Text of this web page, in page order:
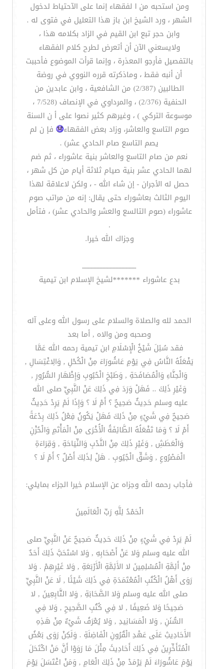
ومن استحبه من ا لفقهاء إنما على الآحتياط لدخول
الشهر ، ورد الشيخ ابن باز هذا التعليل في فتوى له .
وابن حجر تبع ابن القيم في الزاد بكلامه هذا ،
ولايسعني الآن أن أتعرض لطرح كلام الفقهاء
بالتفصيل فأرجو المعذرة ، وإنما قرأت الموضوع فأحببت
أن أنبه فقط ، وماذكرته قرره النووي في روضة
الطالبين (2/387) من الشافعية ، وابن عابدين من
الحنفية (2/376) ، والمرداوي في الإنصاف (7/528 ،
موسوعة التركي ) ، وغيرهم كثير نصوا على أ ن السنة
صوم التاسع والعاشر، وزاد بعض الفقهاء
فإ ن لم
يصم التاسع صام الحادي عشر) .
نعم من صام التاسع والعاشر بنية عاشوراء ، ثم ضم
لهما الحادي عشر بنية صيام ثلاثة أيام من كل شهر ،
حصل له الأجران - إن شاء الله - ، ولكن لاعلاقة لهذا
اليوم الثالث بعاشوراء حتى يقال: إنه من مراتب صوم
عاشوراء (صوم التالسع والعشر والحادي عشر) ، فتأمل
.
وجزاك الله خيرا.
ـــــــــــــــــــــــــــــــــــــ
بدع عاشوراء *******لشيخ الإسلام ابن تيمية
الحمد لله والصلاة والسلام على رسول الله وعلى آله
وصحبه ومن والاه , أما بعد
فقد سُئِلَ شَيْخُ الْإِسْلَامِ ابن تيمية رحمه الله عَمَّا
يَفْعَلُهُ النَّاسُ فِي يَوْمِ عَاشُورَاءَ مِنْ الْكُحْلِ , وَالِاغْتِسَالِ ,
وَالْحِنَّاءِ وَالْمُصَافَحَةِ , وَطَبْخِ الْحُبُوبِ وَإِظْهَارِ السُّرُورِ ,
وَغَيْرِ ذَلِكَ .. فَهَلْ وَرَدَ فِي ذَلِكَ عَنْ النَّبِيِّ صلى الله
عليه وسلم حَدِيثٌ صَحِيحٌ ؟ أَمْ لَا ؟ وَإِذَا لَمْ يَرِدْ حَدِيثٌ
صَحِيحٌ فِي شَيْءٍ مِنْ ذَلِكَ فَهَلْ يَكُونُ فِعْلُ ذَلِكَ بِدْعَةً
أَمْ لَا ؟ وَمَا تَفْعَلُهُ الطَّائِفَةُ الْأُخْرَى مِنْ الْمَأْتَمِ وَالْحُزْنِ
وَالْعَطَشِ , وَغَيْرِ ذَلِكَ مِنْ النَّدْبِ وَالنِّيَاحَةِ , وَقِرَاءَةِ
الْمَصْرُوعِ , وَشَقِّ الْجُيُوبِ . هَلْ لِذَلِكَ أَصْلٌ ؟ أَمْ لَا ؟
فأجاب رحمه الله وجزاه عن الإسلام خيرا الجزاء بمايلي:
الْحَمْدُ لِلَّهِ رَبِّ الْعَالَمِينَ
لَمْ يَرِدْ فِي شَيْءٍ مِنْ ذَلِكَ حَدِيثٌ صَحِيحٌ عَنْ النَّبِيِّ صلى
الله عليه وسلم وَلا عَنْ أَصْحَابِهِ , وَلا اسْتَحَبَّ ذَلِكَ أَحَدٌ
مِنْ أَئِمَّةِ الْمُسْلِمِينَ لا الأَئِمَّةِ الْأَرْبَعَةِ , وَلا غَيْرِهِمْ . وَلا
رَوَى أَهْلُ الْكُتُبِ الْمُعْتَمَدَةِ فِي ذَلِكَ شَيْئًا , لَا عَنْ النَّبِيِّ
صلى الله عليه وسلم وَلا الصَّحَابَةِ , وَلا التَّابِعِينَ , لا
صَحِيحًا وَلا ضَعِيفًا , لا فِي كُتُبِ الصَّحِيحِ , وَلا فِي
السُّنَنِ , وَلا الْمَسَانِيدِ , وَلا يُعْرَفُ شَيْءٌ مِنْ هَذِهِ
الأَحَادِيثِ عَلَى عَهْدِ الْقُرُونِ الْفَاضِلَةِ . وَلَكِنْ رَوَى بَعْضُ
الْمُتَأَخِّرِينَ فِي ذَلِكَ أَحَادِيثَ مِثْلَ مَا رَوَوْا أَنَّ مَنْ اكْتَحَلَ
يَوْمَ عَاشُورَاءَ لَمْ يَرْمَدْ مِنْ ذَلِكَ الْعَامِ , وَمَنْ اغْتَسَلَ يَوْمَ